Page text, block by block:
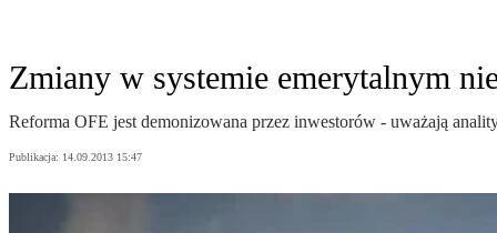
Zmiany w systemie emerytalnym
Reforma OFE jest demonizowana przez inwestorów - uważają
Publikacja: 14.09.2013 15:47